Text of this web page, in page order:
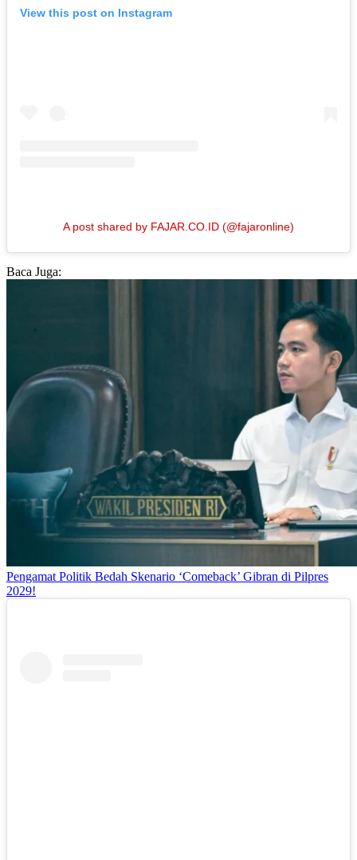
View this post on Instagram
A post shared by FAJAR.CO.ID (@fajaronline)
Baca Juga:
Pengamat Politik Bedah Skenario ‘Comeback’ Gibran di Pilpres
2029!